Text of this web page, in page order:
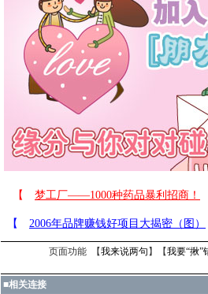
页面功能 【我来说两句 】【我要“揪”
■相关连接